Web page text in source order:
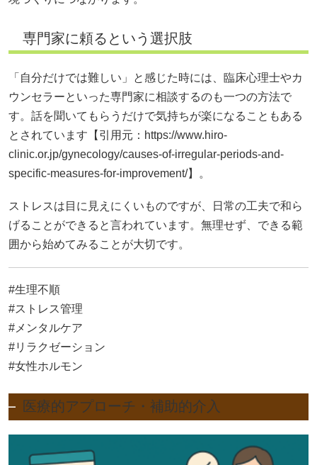
専門家に頼るという選択肢
「自分だけでは難しい」と感じた時には、臨床心理士やカ
ウンセラーといった専門家に相談するのも一つの方法で
す。話を聞いてもらうだけで気持ちが楽になることもある
とされています【引用元： https://www.hiro-
clinic.or.jp/gynecology/causes-of-irregular-periods-and-
specific-measures-for-improvement/】。
ストレスは目に見えにくいものですが、日常の工夫で和ら
げることができると言われています。無理せず、できる範
囲から始めてみることが大切です。
#生理不順
#ストレス管理
#メンタルケア
#リラクゼーション
#女性ホルモン
医療的アプローチ・補助的介入